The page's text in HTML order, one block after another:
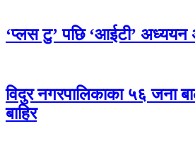
‘प्लस टु’ पछि ‘आईटी’ अध्ययन
विदुर नगरपालिकाका ५६ जना
बाहिर